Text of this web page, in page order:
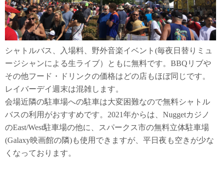
シャトルバス、入場料、野外音楽イベント(毎夜日替りミュ
ージシャンによる生ライブ）ともに無料です。BBQリブや
その他フード・ドリンクの価格はどの店もほぼ同じです。
レイバーデイ週末は混雑します。
会場近隣の駐車場への駐車は大変困難なので無料シャトル
バスの利用がおすすめです。2021年からは、Nuggetカジノ
のEast/West駐車場の他に、スパークス市の無料立体駐車場
(Galaxy映画館の隣)も使用できますが、平日夜も空きが少な
くなっております。